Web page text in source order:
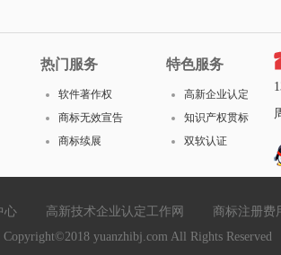
热门服务
软件著作权
商标无效宣告
商标续展
特色服务
高新企业认定
知识产权贯标
双软认证
心 高新技术企业认定工作网
商标注册费
yuanzhibj.com All Rights